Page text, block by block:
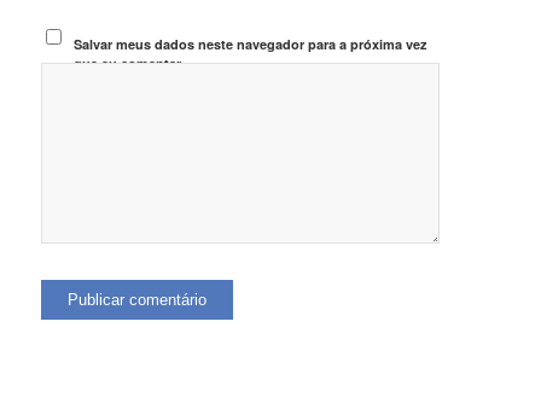
Salvar meus dados neste navegador para a próxima vez
que eu comentar.